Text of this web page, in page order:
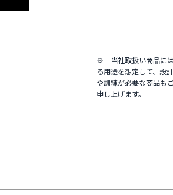
※ 当社取扱い商品には
る用途を想定して、設
や訓練が必要な商品も
申し上げます。